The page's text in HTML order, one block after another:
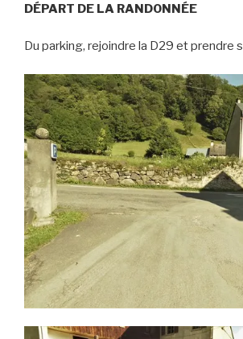
DÉPART DE LA RANDONNÉE
Du parking, rejoindre la D29 et prendre